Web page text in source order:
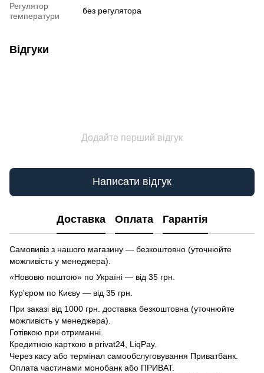
Регулятор
температури
без регулятора
Відгуки
Додайте перший відгук
Написати відгук
Доставка Оплата Гарантія
Самовивіз з нашого магазину — безкоштовно (уточнюйте
можливість у менеджера).
«Нововю поштою» по Україні — від 35 грн.
Кур'єром по Києву — від 35 грн.
При заказі від 1000 грн. доставка безкоштовна (уточнюйте
можливість у менеджера).
Готівкою при отриманні.
Кредитною карткою в privat24, LiqPay.
Через касу або термінал самообслуговування Приватбанк.
Оплата частинами монобанк або ПРИВАТ.